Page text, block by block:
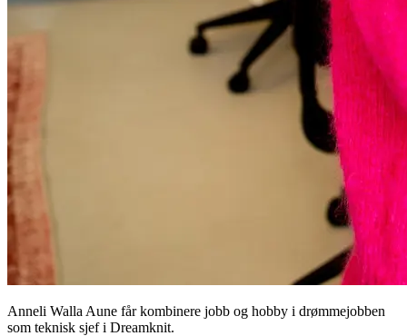
Anneli Walla Aune får kombinere jobb og hobby i drømmejobben
som teknisk sjef i Dreamknit.